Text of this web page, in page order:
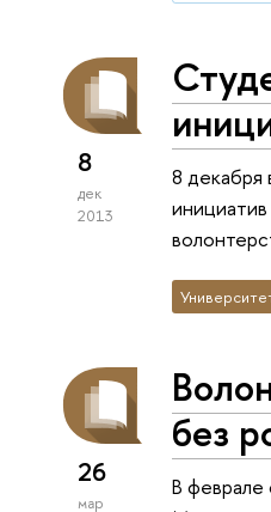
8
дек
2013
8
26
мар
без
В феврале